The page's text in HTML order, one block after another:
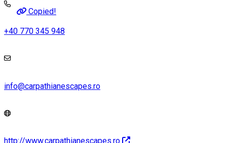
Copied!
+40 770 345 948
info@carpathianescapes.ro
http://www.carpathianescapes.ro